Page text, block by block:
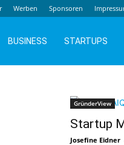
Werben Sponsoren
BUSINESS STARTUPS
GründerView
Startup
Josefine Eidner